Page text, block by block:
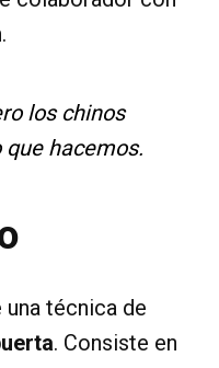
los chinos
hacemos.
técnica de
. Consiste en